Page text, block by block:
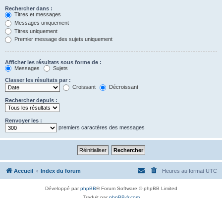
Rechercher dans :
Titres et messages
Messages uniquement
Titres uniquement
Premier message des sujets uniquement
Afficher les résultats sous forme de :
Messages
Sujets
Classer les résultats par :
Croissant
Décroissant
Rechercher depuis :
Renvoyer les :
premiers caractères des messages
Accueil Index du forum Heures au format UTC
Développé parphpBB® Forum Software © phpBB Limited